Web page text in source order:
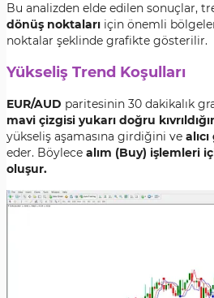
Bu analizden elde edilen sonuçlar,
dönüş noktaları için önemli
noktalar şeklinde grafikte gösterilir.
Yükseliş Trend Koşulları
EUR/AUD paritesinin 30 dakikalık
mavi çizgisi yukarı doğru
yükseliş aşamasına girdiğini ve
eder. Böylece alım (Buy) işlemleri
oluşur.